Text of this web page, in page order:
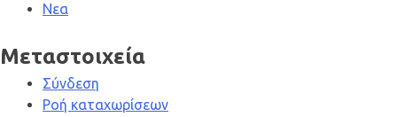
Νεα
Μεταστοιχεία
Σύνδεση
Ροή καταχωρίσεων